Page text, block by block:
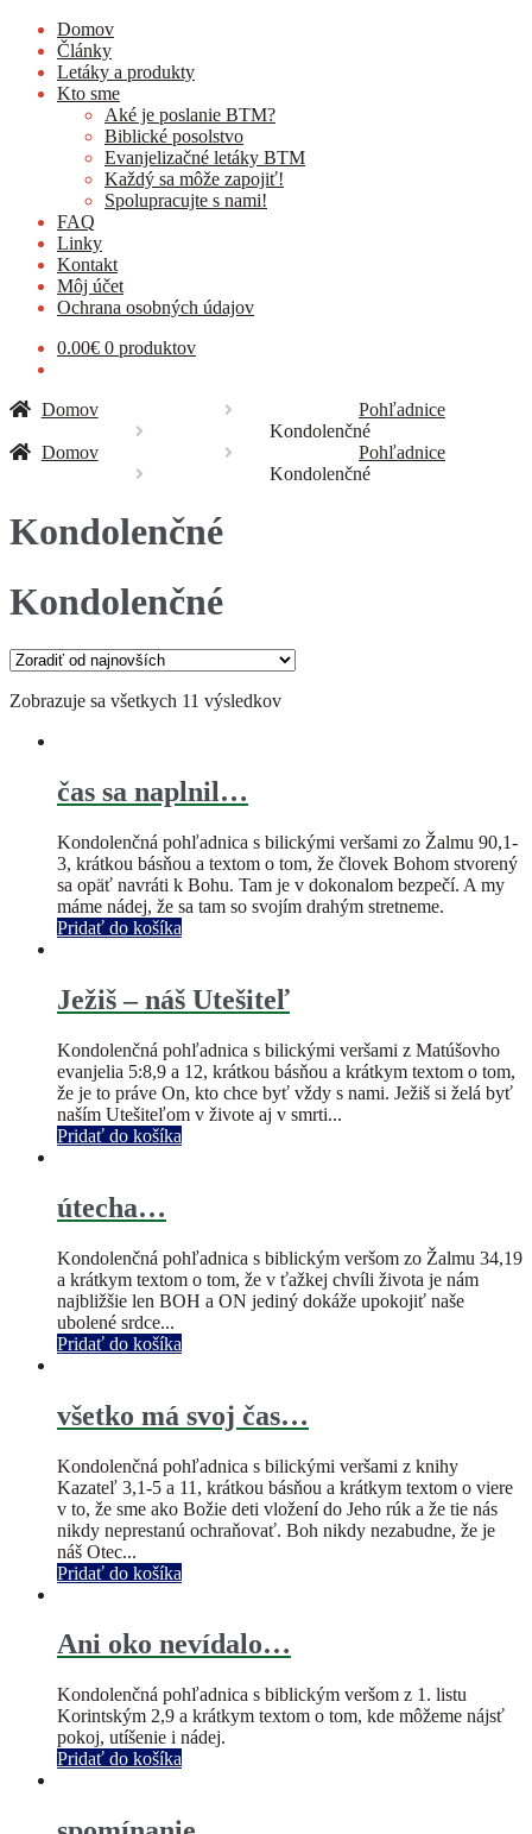
Domov
Články
Letáky a produkty
Kto sme
Aké je poslanie BTM?
Biblické posolstvo
Evanjelizačné letáky BTM
Každý sa môže zapojiť!
Spolupracujte s nami!
FAQ
Linky
Kontakt
Môj účet
Ochrana osobných údajov
0.00€ 0 produktov
Domov
Pohľadnice
Kondolenčné
Domov
Pohľadnice
Kondolenčné
Kondolenčné
Kondolenčné
Zobrazuje sa všetkych 11 výsledkov
čas sa naplnil…
Kondolenčná pohľadnica s bilickými veršami zo Žalmu 90,1-
3, krátkou básňou a textom o tom, že človek Bohom stvorený
sa opäť navráti k Bohu. Tam je v dokonalom bezpečí. A my
máme nádej, že sa tam so svojím drahým stretneme.
Pridať do košíka
Ježiš – náš Utešiteľ
Kondolenčná pohľadnica s bilickými veršami z Matúšovho
evanjelia 5:8,9 a 12, krátkou básňou a krátkym textom o tom,
že je to práve On, kto chce byť vždy s nami. Ježiš si želá byť
naším Utešiteľom v živote aj v smrti...
Pridať do košíka
útecha…
Kondolenčná pohľadnica s biblickým veršom zo Žalmu 34,19
a krátkym textom o tom, že v ťažkej chvíli života je nám
najbližšie len BOH a ON jediný dokáže upokojiť naše
ubolené srdce...
Pridať do košíka
všetko má svoj čas…
Kondolenčná pohľadnica s bilickými veršami z knihy
Kazateľ 3,1-5 a 11, krátkou básňou a krátkym textom o viere
v to, že sme ako Božie deti vložení do Jeho rúk a že tie nás
nikdy neprestanú ochraňovať. Boh nikdy nezabudne, že je
náš Otec...
Pridať do košíka
Ani oko nevídalo…
Kondolenčná pohľadnica s biblickým veršom z 1. listu
Korintským 2,9 a krátkym textom o tom, kde môžeme nájsť
pokoj, utíšenie i nádej.
Pridať do košíka